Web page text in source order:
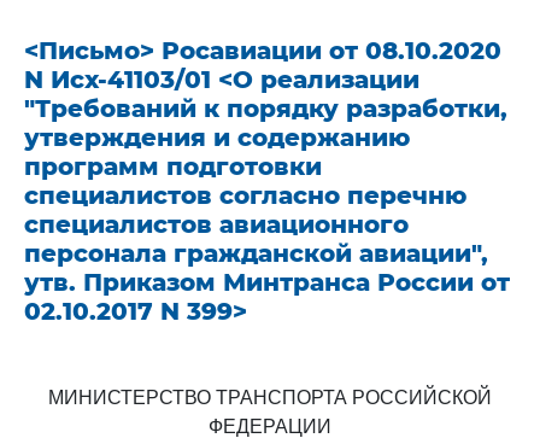
<Письмо> Росавиации от 08.10.2020
N Исх-41103/01 <О реализации
"Требований к порядку разработки,
утверждения и содержанию
программ подготовки
специалистов согласно перечню
специалистов авиационного
персонала гражданской авиации",
утв. Приказом Минтранса России от
02.10.2017 N 399>
МИНИСТЕРСТВО ТРАНСПОРТА РОССИЙСКОЙ
ФЕДЕРАЦИИ